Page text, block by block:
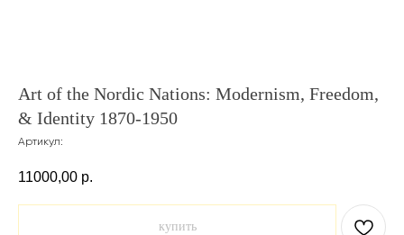
Art of the Nordic Nations: Modernism, Freedom,
& Identity 1870-1950
Артикул:
11000,00 р.
купить